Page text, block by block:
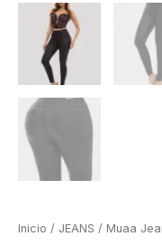
Inicio / JEANS / Muaa